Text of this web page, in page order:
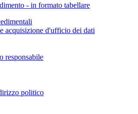
- in formato tabellare
acquisizione d'ufficio dei dati
responsabile
politico